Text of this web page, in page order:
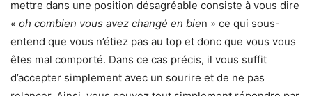
mettre dans une position désagréable consiste à vous dire
« oh combien vous avez changé en bien » ce qui sous-
entend que vous n’étiez pas au top et donc que vous vous
êtes mal comporté. Dans ce cas précis, il vous suffit
d’accepter simplement avec un sourire et de ne pas